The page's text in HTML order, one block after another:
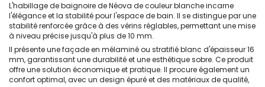
L'habillage de baignoire de Néova de couleur blanche incarne
l'élégance et la stabilité pour l'espace de bain. Il se distingue par une
stabilité renforcée grâce à des vérins réglables, permettant une mise
à niveau précise jusqu'à plus de 10 mm.
Il présente une façade en mélaminé ou stratifié blanc d'épaisseur 16
mm, garantissant une durabilité et une esthétique sobre. Ce produit
offre une solution économique et pratique. Il procure également un
confort optimal, avec un design épuré et des matériaux de qualité,